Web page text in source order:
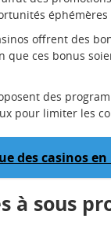
offrent des
ces bonus
des
pour limiter les
des casinos
à sous